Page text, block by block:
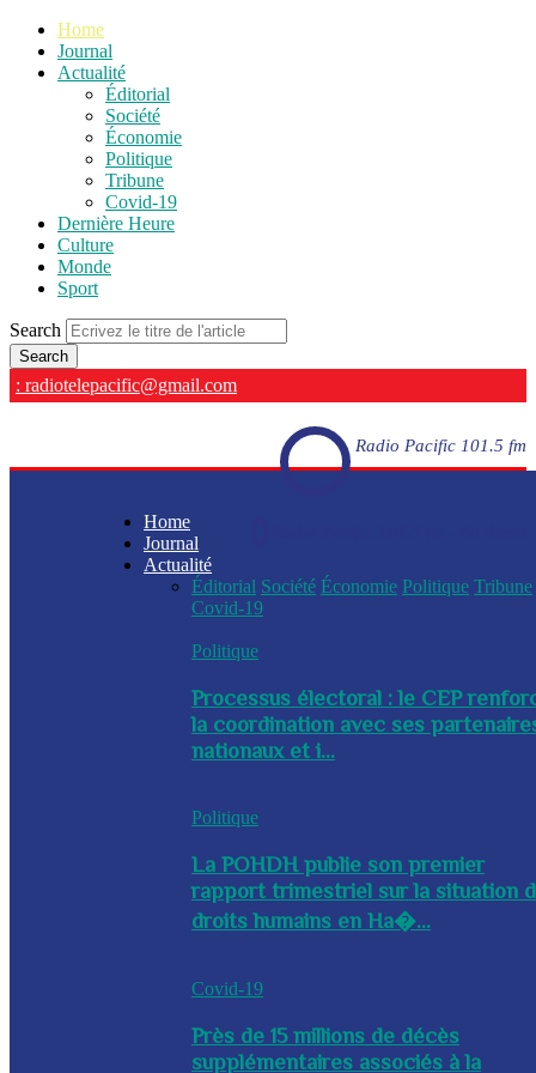
Home
Journal
Actualité
Éditorial
Société
Économie
Politique
Tribune
Covid-19
Dernière Heure
Culture
Monde
Sport
Search
: radiotelepacific@gmail.com
Radio Pacific 101.5 fm
Home
Journal
Actualité
Éditorial Société Économie Politique Tribune
Covid-19
Politique
Processus électoral : le CEP
la coordination avec ses
nationaux et i...
Politique
La POHDH publie son premier
rapport trimestriel sur la situation
droits humains en Ha�...
Covid-19
Près de 15 millions de décès
supplémentaires associés à la